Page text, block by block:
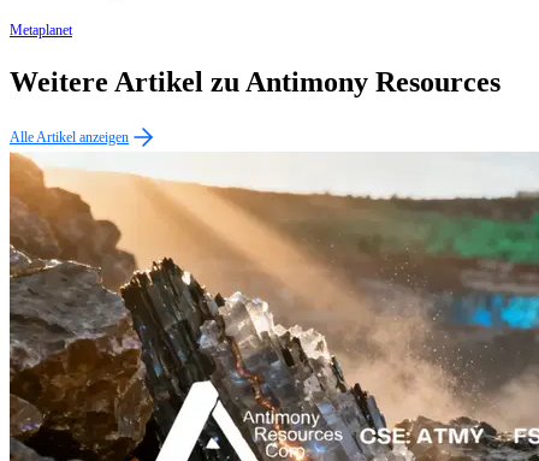
Metaplanet
Weitere Artikel zu Antimony Resources
Alle Artikel anzeigen